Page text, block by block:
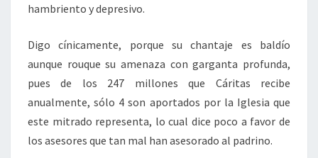
hambriento y depresivo.
Digo cínicamente, porque su chantaje es baldío
aunque rouque su amenaza con garganta profunda,
pues de los 247 millones que Cáritas recibe
anualmente, sólo 4 son aportados por la Iglesia que
este mitrado representa, lo cual dice poco a favor de
los asesores que tan mal han asesorado al padrino.